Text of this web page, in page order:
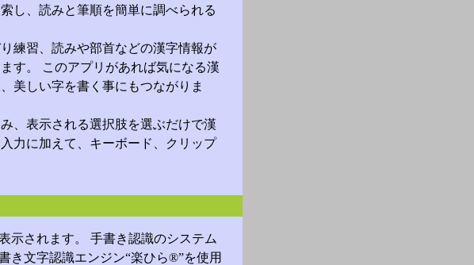
し、読みと筆順を簡単に調べられる
練習、読みや部首などの漢字情報が
す。 このアプリがあれば気になる漢
美しい字を書く事にもつながりま
、表示される選択肢を選ぶだけで漢
力に加えて、キーボード、クリップ
示されます。 手書き認識のシステム
き文字認識エンジン“楽ひら®”を使用